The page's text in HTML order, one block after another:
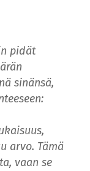
pidät
sinänsä,
arvo. Tämä
vaan se